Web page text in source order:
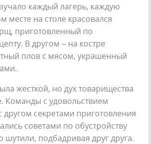
каждый лагерь, каждую
месте на столе красовался
приготовленный по
В другом – на костре
плов с мясом, украшенный
жесткой, но дух товарищества
Команды с удовольствием
другом секретами приготовления
советами по обустройству
шутили, подбадривая друг друга.